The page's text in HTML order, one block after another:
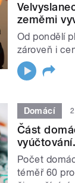
zeměmi
Od pondělí
zároveň i
Domácí
Část
Počet
téměř 60